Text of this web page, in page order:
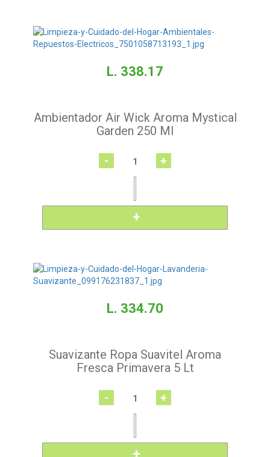
L. 338.17
Ambientador Air Wick Aroma Mystical
Garden 250 Ml
- +
L. 334.70
Suavizante Ropa Suavitel Aroma
Fresca Primavera 5 Lt
- +